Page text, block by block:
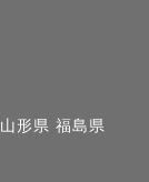
いましょう☺️
う、事前に
山形県 福島県